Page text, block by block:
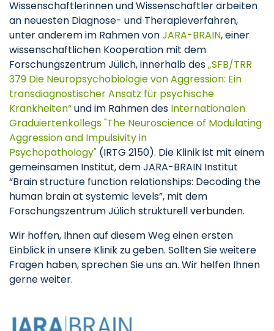
Wissenschaftlerinnen und Wissenschaftler arbeiten
an neuesten Diagnose- und Therapieverfahren,
unter anderem im Rahmen vonJARA-BRAIN, einer
wissenschaftlichen Kooperation mit dem
Forschungszentrum Jülich, innerhalb des„SFB/TRR
379 Die Neuropsychobiologie von Aggression: Ein
transdiagnostischer Ansatz für psychische
Krankheiten“und im Rahmen des Internationalen
Graduiertenkollegs "The Neuroscience of Modulating
Aggression and Impulsivity in
Psychopathology" (IRTG 2150). Die Klinik ist mit einem
gemeinsamen Institut, dem JARA-BRAIN Institut
“Brain structure function relationships: Decoding the
human brain at systemic levels”, mit dem
Forschungszentrum Jülich strukturell verbunden.
Wir hoffen, Ihnen auf diesem Weg einen ersten
Einblick in unsere Klinik zu geben. Sollten Sie weitere
Fragen haben, sprechen Sie uns an. Wir helfen Ihnen
gerne weiter.